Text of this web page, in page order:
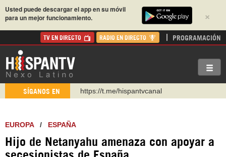
×
Usted puede descargar el app en su móvil
para un mejor funcionamiento.
TV EN DIRECTO RADIO EN DIRECTO PROGRAMACIÓN
SÍGANOS EN
https://t.me/hispantvcanal
https://urmedium.com/c/hispantv
https://www.facebook.com/Nexolatino.Canal
EUROPA/ ESPAÑA
Hijo de Netanyahu amenaza con apoyar a
secesionistas de España